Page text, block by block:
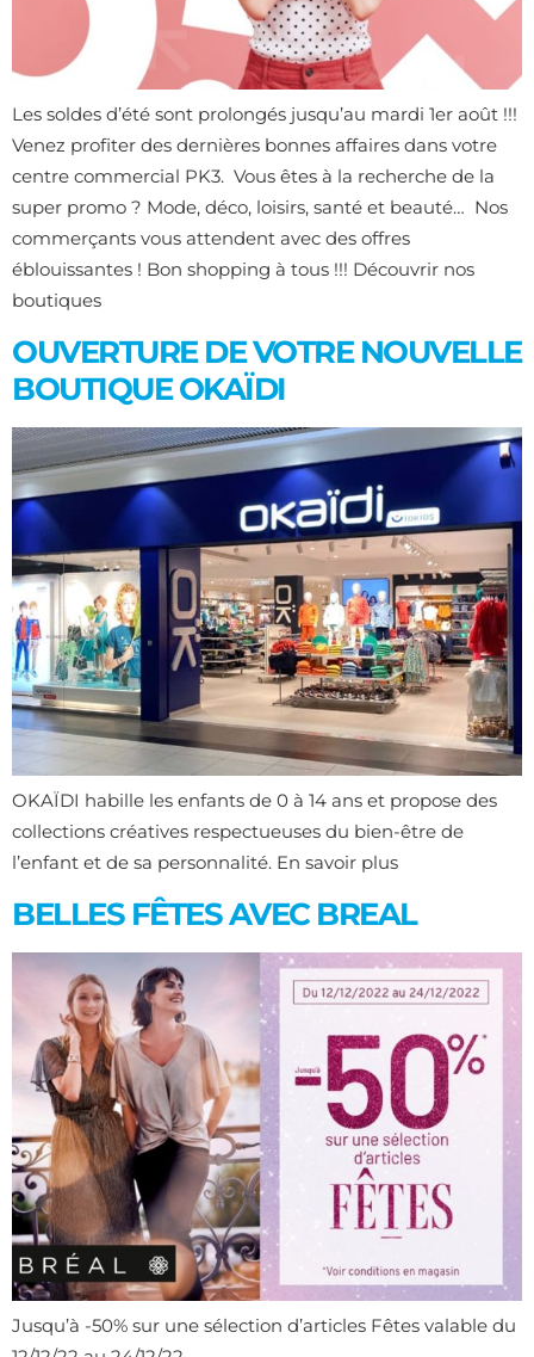
Les soldes d’été sont prolongés jusqu’au mardi 1er août !!!
Venez profiter des dernières bonnes affaires dans votre
centre commercial PK3. Vous êtes à la recherche de la
super promo ? Mode, déco, loisirs, santé et beauté… Nos
commerçants vous attendent avec des offres
éblouissantes ! Bon shopping à tous !!! Découvrir nos
boutiques
OUVERTURE DE VOTRE NOUVELLE
BOUTIQUE OKAÏDI
OKAÏDI habille les enfants de 0 à 14 ans et propose des
collections créatives respectueuses du bien-être de
l’enfant et de sa personnalité. En savoir plus
BELLES FÊTES AVEC BREAL
Jusqu’à -50% sur une sélection d’articles Fêtes valable du